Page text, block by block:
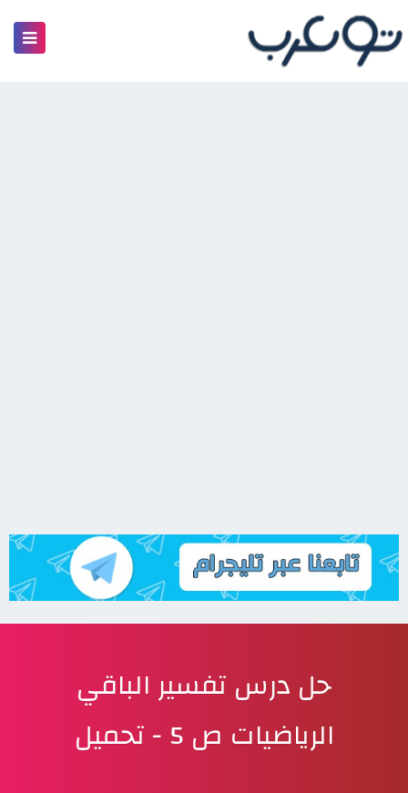
حل درس تفسير الباقي
الرياضيات ص 5 - تحميل